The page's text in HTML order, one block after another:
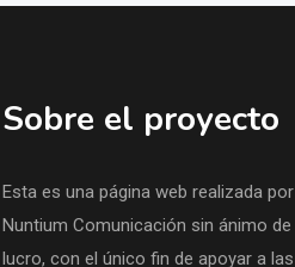
Sobre el proyecto
Esta es una página web realizada por
Nuntium Comunicación sin ánimo de
lucro, con el único fin de apoyar a las